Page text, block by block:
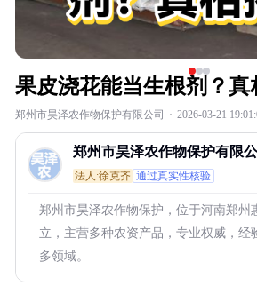
果皮浇花能当生根剂？真
郑州市昊泽农作物保护有限公司 · 2026-03-21
郑州市昊泽农作物保护有限
法人:徐克齐 通过真实性核验
郑州市昊泽农作物保护，位于河南郑州
立，主营多种农资产品，专业权威，经
多领域。